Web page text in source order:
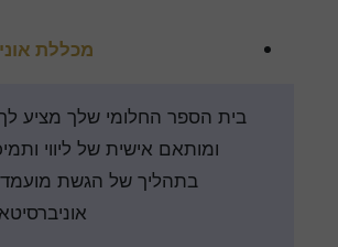
מכללת
בית הספר החלומי שלך מציע לך
ומותאם אישית של ליווי
בתהליך של הגשת מועמדות